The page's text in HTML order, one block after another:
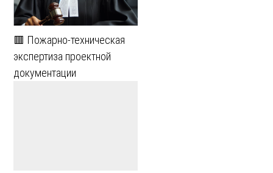
🟥 Пожарно-техническая
экспертиза проектной
документации